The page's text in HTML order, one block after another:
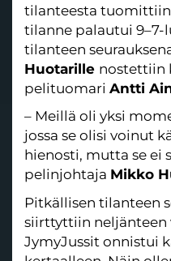
tilanteesta
tilanne palautui 9–7-
tilanteen
Huotarille nostettiin
pelituomari Antti
– Meillä oli yksi
jossa se olisi voinut
hienosti, mutta se ei
pelinjohtaja Mikko
Pitkällisen tilanteen
siirttyttiin neljänteen
JymyJussit onnistui